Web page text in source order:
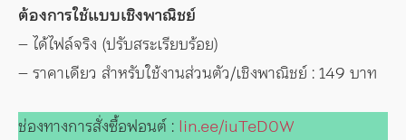
ต้องการใช้แบบเชิงพาณิชย์
– ได้ไฟล์จริง (ปรับสระเรียบร้อย)
– ราคาเดียว สำหรับใช้งานส่วนตัว/เชิงพาณิชย์ : 149 บาท
ช่องทางการสั่งซื้อฟอนต์ : lin.ee/iuTeD0W